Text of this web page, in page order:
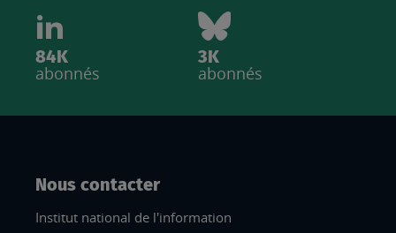
84K
abonnés
3K
abonnés
Nous contacter
Institut national de l'information